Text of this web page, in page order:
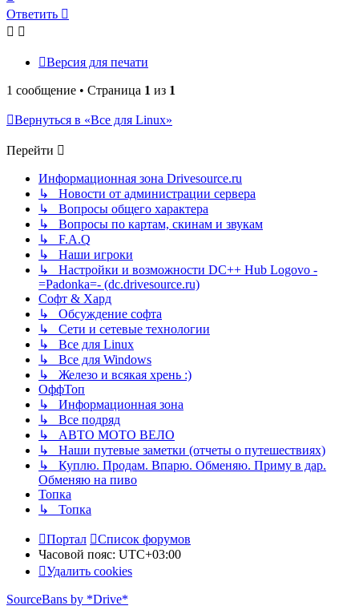
к
началу
Ответить
Версия для печати
1 сообщение • Страница 1 из 1
Вернуться в «Все для Linux»
Перейти
Информационная зона Drivesource.ru
↳ Новости от администрации сервера
↳ Вопросы общего характера
↳ Вопросы по картам, скинам и звукам
↳ F.A.Q
↳ Наши игроки
↳ Настройки и возможности DC++ Hub Logovo -
=Padonka=- (dc.drivesource.ru)
Софт & Хард
↳ Обсуждение софта
↳ Сети и сетевые технологии
↳ Все для Linux
↳ Все для Windows
↳ Железо и всякая хрень :)
ОффТоп
↳ Информационная зона
↳ Все подряд
↳ АВТО МОТО ВЕЛО
↳ Наши путевые заметки (отчеты о путешествиях)
↳ Куплю. Продам. Впарю. Обменяю. Приму в дар.
Обменяю на пиво
Топка
↳ Топка
Портал
Список форумов
Часовой пояс: UTC+03:00
Удалить cookies
SourceBans by *Drive*